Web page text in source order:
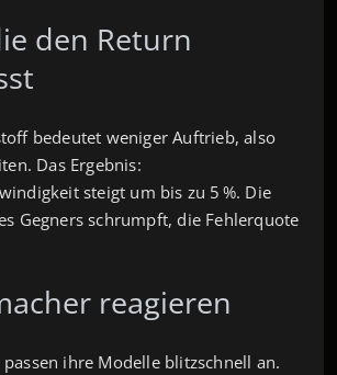
den Return
bedeutet weniger Auftrieb, also
Das Ergebnis:
steigt um bis zu 5 %. Die
Gegners schrumpft, die Fehlerquote
reagieren
ihre Modelle blitzschnell an.